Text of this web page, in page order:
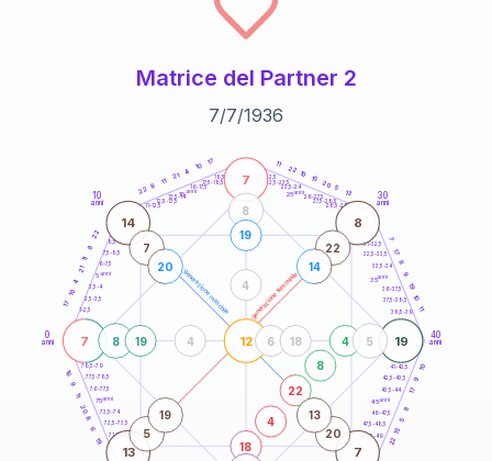
Matrice del Partner 2
7/7/1936
generazione maschile generazione femminile
0
anni
10
anni
30
anni
40
anni
1-2,5
2,5-3,5
3,5-4
6-7,5
7,5-8,5
8,5-9
11-12,5
12,5-13,5
13,5-14
16-17,5
17,5-18,5
18,5-19 21-22,5
22,5-23,5
23,5-24
26-27,5
27,5-28,5
28,5-29
31-32,5
32,5-33,5
33,5-34
36-37,5
37,5-38,5
38,5-39
41-42,5
42,5-43,5
43,5-44
46-47,5
47,5-48,5
48,5-49
71-72,5
72,5-73,5
73,5-74
76-77,5
77,5-78,5
78,5-79
17
10
4
21
11
8
22
22 8
11
21
4
10
17 11
22 10
15
20 5
13
7
17
8
9
19
10
11
10
9
17
8
5
15
22
19
6
8
20
11
9
16
7
7
19
12
14 8
13 7
18
4
22
8
4
8
8
5
19
19
6 18
4
4
7
20
22
14
5
19
20
13
5anni
15 anni 25anni
35anni
45anni
75anni